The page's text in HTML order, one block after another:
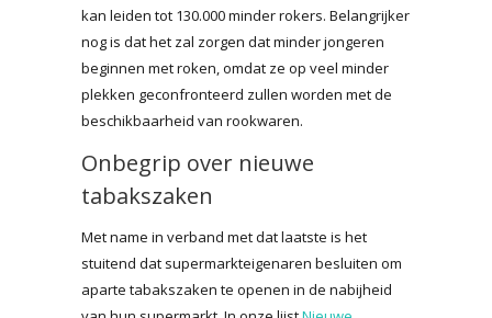
kan leiden tot 130.000 minder rokers. Belangrijker
nog is dat het zal zorgen dat minder jongeren
beginnen met roken, omdat ze op veel minder
plekken geconfronteerd zullen worden met de
beschikbaarheid van rookwaren.
Onbegrip over nieuwe
tabakszaken
Met name in verband met dat laatste is het
stuitend dat supermarkteigenaren besluiten om
aparte tabakszaken te openen in de nabijheid